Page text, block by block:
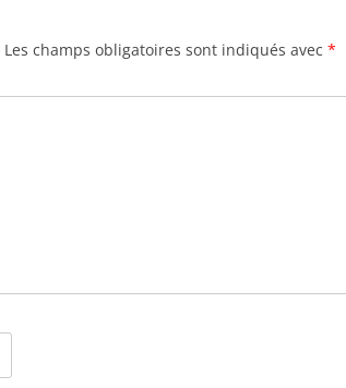
Les champs obligatoires sont indiqués avec *